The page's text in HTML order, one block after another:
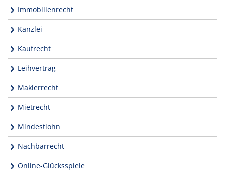
Immobilienrecht
Kanzlei
Kaufrecht
Leihvertrag
Maklerrecht
Mietrecht
Mindestlohn
Nachbarrecht
Online-Glücksspiele